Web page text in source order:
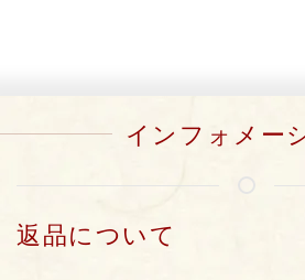
インフォメー
返品について